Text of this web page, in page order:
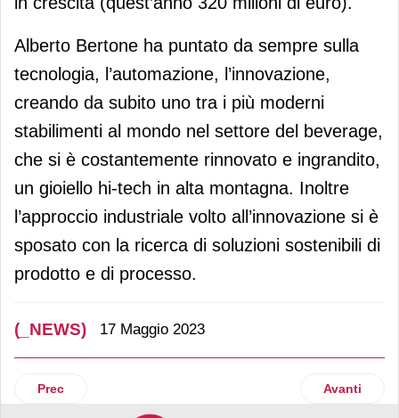
Alberto Bertone ha puntato da sempre sulla
tecnologia, l’automazione, l’innovazione,
creando da subito uno tra i più moderni
stabilimenti al mondo nel settore del beverage,
che si è costantemente rinnovato e ingrandito,
un gioiello hi-tech in alta montagna. Inoltre
l’approccio industriale volto all’innovazione si è
sposato con la ricerca di soluzioni sostenibili di
prodotto e di processo.
(_NEWS) 17 Maggio 2023
Articolo precedente: Una campagna di comunicazione per
Prec Articolo
Avanti